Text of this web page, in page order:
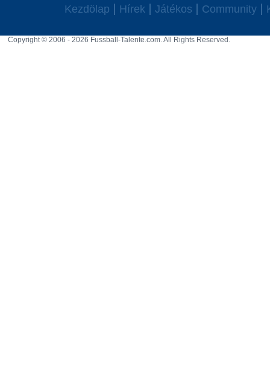
Kezdölap Hírek Játékos Community
Copyright © 2006 - 2026 Fussball-Talente.com. All Rights Reserved.